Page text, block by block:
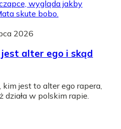
2026
alter ego i skąd
jest to alter ego rapera,
działa w polskim rapie.